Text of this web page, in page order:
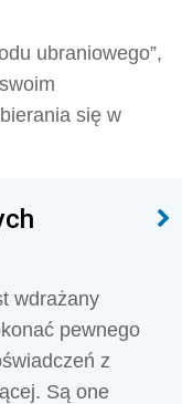
ubraniowego”,
się w
wdrażany
pewnego
z
Są one